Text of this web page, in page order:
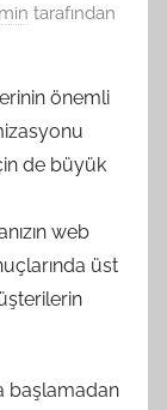
tarafından
önemli
de büyük
web
üst
başlamadan